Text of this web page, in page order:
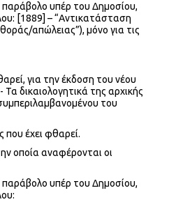
υπέρ του Δημοσίου,
[1889] – “Αντικατάσταση
απώλειας”), μόνο για τις
για την έκδοση του νέου
δικαιολογητικά της αρχικής
του
έχει φθαρεί.
αναφέρονται οι
υπέρ του Δημοσίου,